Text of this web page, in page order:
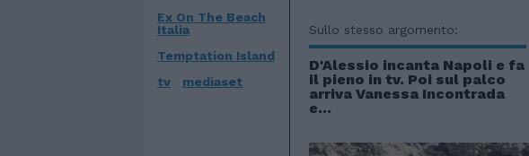
Ex On The Beach
Italia
Temptation Island
tv
mediaset
Sullo stesso argomento:
D'Alessio incanta Napoli e fa
il pieno in tv. Poi sul palco
arriva Vanessa Incontrada
e...